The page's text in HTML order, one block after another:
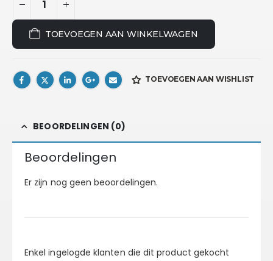
TOEVOEGEN AAN WINKELWAGEN
TOEVOEGEN AAN WISHLIST
BEOORDELINGEN (0)
Beoordelingen
Er zijn nog geen beoordelingen.
Enkel ingelogde klanten die dit product gekocht